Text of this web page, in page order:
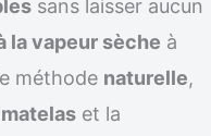
sans laisser aucun
la vapeur sèche à
méthode naturelle,
et la